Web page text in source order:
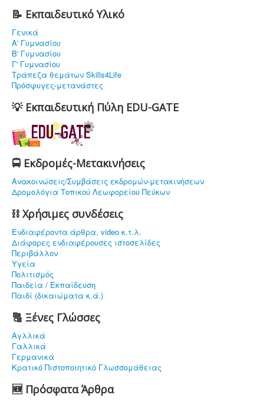
📝 Εκπαιδευτικό Υλικό
Γενικά
Α' Γυμνασίου
Β' Γυμνασίου
Γ' Γυμνασίου
Τράπεζα θεμάτων Skills4Life
Πρόσφυγες-μετανάστες
💡 Εκπαιδευτική Πύλη EDU-GATE
🚍 Εκδρομές-Μετακινήσεις
Ανακοινώσεις/Συμβάσεις εκδρομών-μετακινήσεων
Δρομολόγια Τοπικού Λεωφορείου Πεύκων
⛓ Χρήσιμες συνδέσεις
Ενδιαφέρoντα άρθρα, video κ.τ.λ.
Διάφορες ενδιαφέρουσες ιστοσελίδες
Περιβάλλον
Υγεία
Πολιτισμός
Παιδεία / Εκπαίδευση
Παιδί (δικαιώματα κ.ά.)
🔠 Ξένες Γλώσσες
Αγλλικά
Γαλλικά
Γερμανικά
Κρατικό Πιστοποιητικό Γλωσσομάθειας
🆕 Πρόσφατα Άρθρα